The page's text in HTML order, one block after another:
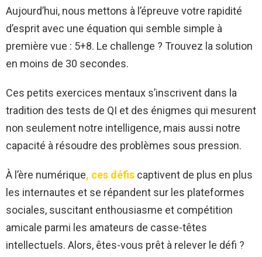
Aujourd’hui, nous mettons à l’épreuve votre rapidité
d’esprit avec une équation qui semble simple à
première vue : 5+8. Le challenge ? Trouvez la solution
en moins de 30 secondes.
Ces petits exercices mentaux s’inscrivent dans la
tradition des tests de QI et des énigmes qui mesurent
non seulement notre intelligence, mais aussi notre
capacité à résoudre des problèmes sous pression.
À l’ère numérique, ces défis captivent de plus en plus
les internautes et se répandent sur les plateformes
sociales, suscitant enthousiasme et compétition
amicale parmi les amateurs de casse-têtes
intellectuels. Alors, êtes-vous prêt à relever le défi ?